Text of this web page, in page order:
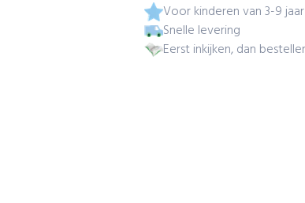
Voor kinderen van 3-9 jaar
Snelle levering
Eerst inkijken, dan